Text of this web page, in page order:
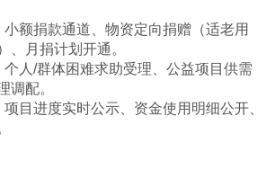
额捐款通道、物资定向捐赠（适老用
、月捐计划开通。
人/群体困难求助受理、公益项目供需
调配。
目进度实时公示、资金使用明细公开、